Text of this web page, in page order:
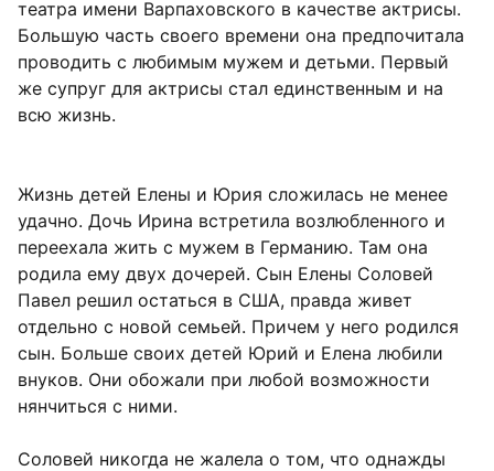
театра имени Варпаховского в качестве актрисы.
Большую часть своего времени она предпочитала
проводить с любимым мужем и детьми. Первый
же супруг для актрисы стал единственным и на
всю жизнь.
Жизнь детей Елены и Юрия сложилась не менее
удачно. Дочь Ирина встретила возлюбленного и
переехала жить с мужем в Германию. Там она
родила ему двух дочерей. Сын Елены Соловей
Павел решил остаться в США, правда живет
отдельно с новой семьей. Причем у него родился
сын. Больше своих детей Юрий и Елена любили
внуков. Они обожали при любой возможности
нянчиться с ними.
Соловей никогда не жалела о том, что однажды